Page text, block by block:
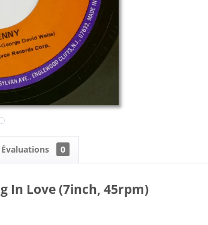
Évaluations 0
In Love (7inch, 45rpm)